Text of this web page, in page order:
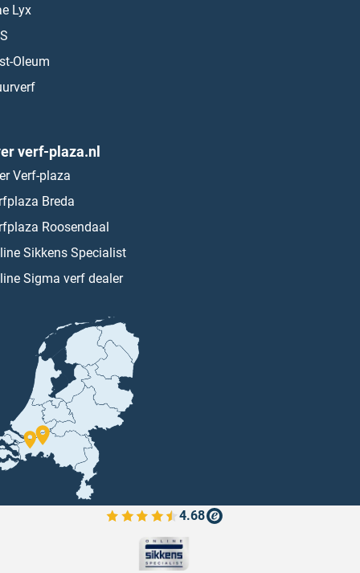
Lyx
Oleum
verf-plaza.nl
Verf-plaza
Breda
Roosendaal
Sikkens Specialist
Sigma verf dealer
4.68
Bekijk de verfplaza beoordelingen